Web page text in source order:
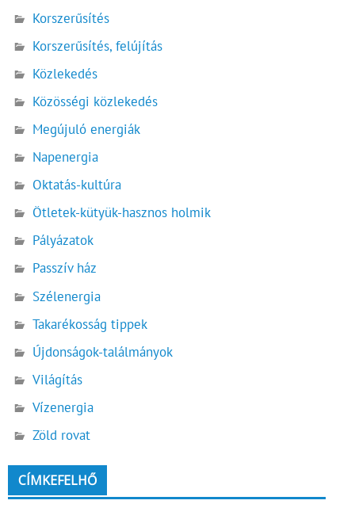
Korszerűsítés
Korszerűsítés, felújítás
Közlekedés
Közösségi közlekedés
Megújuló energiák
Napenergia
Oktatás-kultúra
Ötletek-kütyük-hasznos holmik
Pályázatok
Passzív ház
Szélenergia
Takarékosság tippek
Újdonságok-találmányok
Világítás
Vízenergia
Zöld rovat
CÍMKEFELHŐ